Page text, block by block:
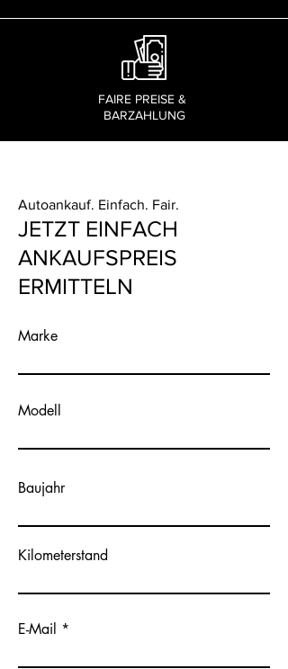
FAIRE PREISE &
BARZAHLUNG
Autoankauf. Einfach. Fair.
JETZT EINFACH
ANKAUFSPREIS
ERMITTELN
Marke
Modell
Baujahr
Kilometerstand
E-Mail